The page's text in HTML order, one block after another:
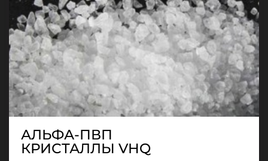
АЛЬФА-ПВП
КРИСТАЛЛЫ VHQ